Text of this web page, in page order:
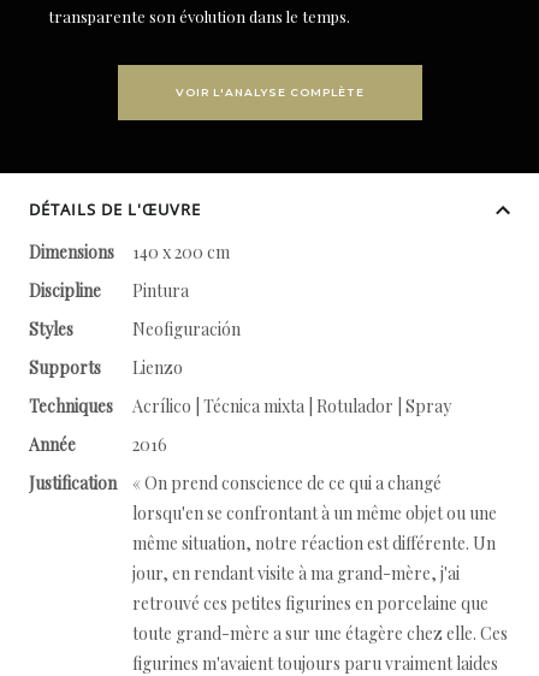
transparente son évolution dans le temps.
VOIR L'ANALYSE COMPLÈTE
DÉTAILS DE L'ŒUVRE
Dimensions
140 x 200 cm
Discipline
Pintura
Styles
Neofiguración
Supports
Lienzo
Techniques
Acrílico | Técnica mixta | Rotulador | Spray
Année
2016
Justification
« On prend conscience de ce qui a changé
lorsqu'en se confrontant à un même objet ou une
même situation, notre réaction est différente. Un
jour, en rendant visite à ma grand-mère, j'ai
retrouvé ces petites figurines en porcelaine que
toute grand-mère a sur une étagère chez elle. Ces
figurines m'avaient toujours paru vraiment laides